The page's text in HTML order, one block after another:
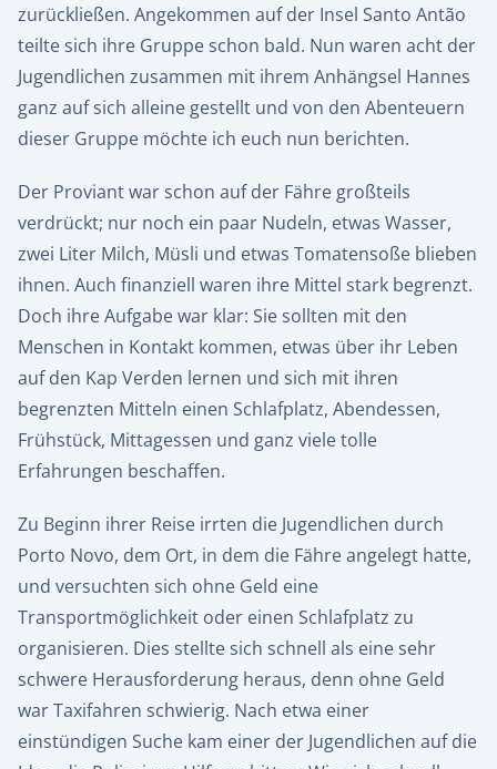
zurückließen. Angekommen auf der Insel Santo Antão
teilte sich ihre Gruppe schon bald. Nun waren acht der
Jugendlichen zusammen mit ihrem Anhängsel Hannes
ganz auf sich alleine gestellt und von den Abenteuern
dieser Gruppe möchte ich euch nun berichten.
Der Proviant war schon auf der Fähre großteils
verdrückt; nur noch ein paar Nudeln, etwas Wasser,
zwei Liter Milch, Müsli und etwas Tomatensoße blieben
ihnen. Auch finanziell waren ihre Mittel stark begrenzt.
Doch ihre Aufgabe war klar: Sie sollten mit den
Menschen in Kontakt kommen, etwas über ihr Leben
auf den Kap Verden lernen und sich mit ihren
begrenzten Mitteln einen Schlafplatz, Abendessen,
Frühstück, Mittagessen und ganz viele tolle
Erfahrungen beschaffen.
Zu Beginn ihrer Reise irrten die Jugendlichen durch
Porto Novo, dem Ort, in dem die Fähre angelegt hatte,
und versuchten sich ohne Geld eine
Transportmöglichkeit oder einen Schlafplatz zu
organisieren. Dies stellte sich schnell als eine sehr
schwere Herausforderung heraus, denn ohne Geld
war Taxifahren schwierig. Nach etwa einer
einstündigen Suche kam einer der Jugendlichen auf die